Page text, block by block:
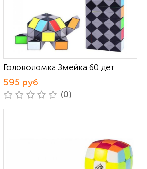
Головоломка Змейка 60 дет
595 руб
(0)